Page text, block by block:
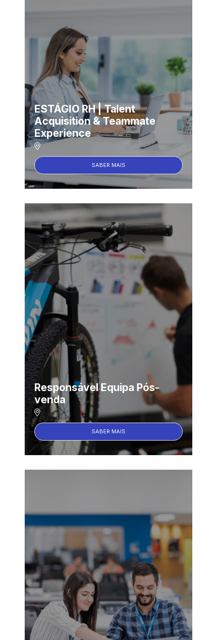
ESTÁGIO RH | Talent
Acquisition & Teammate
Experience
SABER MAIS
Responsável Equipa Pós-
venda
SABER MAIS